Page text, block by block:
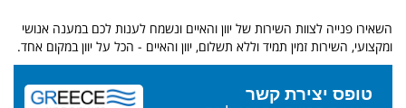
השאירו פנייה לצוות השירות של יוון והאיים ונשמח לענות לכם במענה אנושי
ומקצועי, השירות זמין תמיד וללא תשלום, יוון והאיים - הכל על יוון במקום אחד.